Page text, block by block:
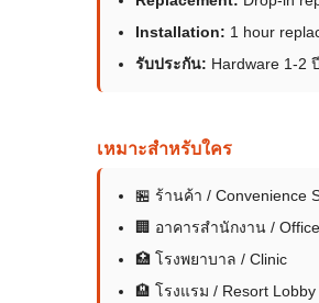
Installation: 1 hour
รับประกัน: Hardware 1-2
เหมาะสำหรับใคร
🏪 ร้านค้า / Convenience
🏢 อาคารสำนักงาน /
🏥 โรงพยาบาล / Clinic
🏨 โรงแรม / Resort Lobby